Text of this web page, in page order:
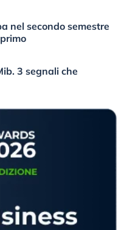
nel secondo semestre
3 segnali che